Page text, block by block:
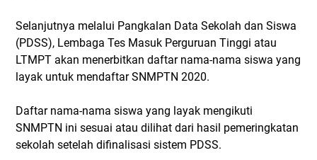
Selanjutnya melalui Pangkalan Data Sekolah dan Siswa
(PDSS), Lembaga Tes Masuk Perguruan Tinggi atau
LTMPT akan menerbitkan daftar nama-nama siswa yang
layak untuk mendaftar SNMPTN 2020.
Daftar nama-nama siswa yang layak mengikuti
SNMPTN ini sesuai atau dilihat dari hasil pemeringkatan
sekolah setelah difinalisasi sistem PDSS.